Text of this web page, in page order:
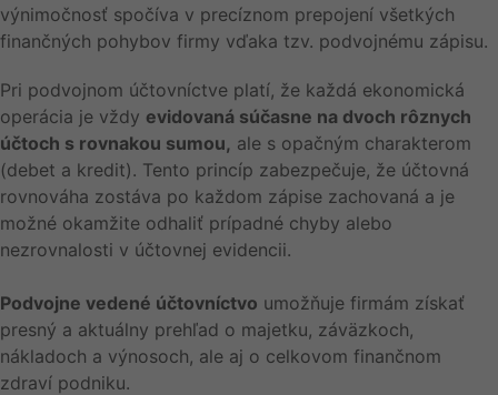
výnimočnosť spočíva v precíznom prepojení všetkých
finančných pohybov firmy vďaka tzv. podvojnému zápisu.
Pri podvojnom účtovníctve platí, že každá ekonomická
operácia je vždy evidovaná súčasne na dvoch rôznych
účtoch s rovnakou sumou, ale s opačným charakterom
(debet a kredit). Tento princíp zabezpečuje, že účtovná
rovnováha zostáva po každom zápise zachovaná a je
možné okamžite odhaliť prípadné chyby alebo
nezrovnalosti v účtovnej evidencii.
Podvojne vedené účtovníctvo umožňuje firmám získať
presný a aktuálny prehľad o majetku, záväzkoch,
nákladoch a výnosoch, ale aj o celkovom finančnom
zdraví podniku.